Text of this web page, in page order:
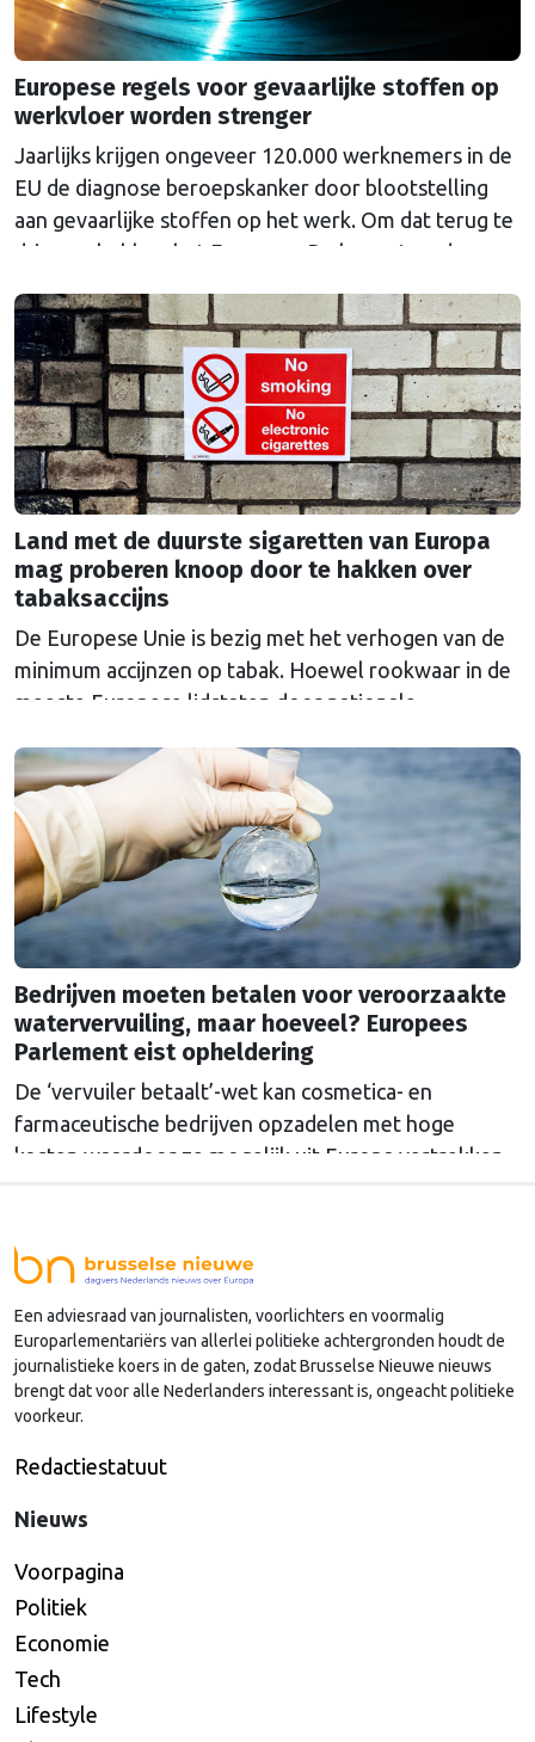
Europese regels voor gevaarlijke stoffen op
werkvloer worden strenger
Jaarlijks krijgen ongeveer 120.000 werknemers in de
EU de diagnose beroepskanker door blootstelling
aan gevaarlijke stoffen op het werk. Om dat terug te
dringen, hebben het Europees Parlement en de
chemicaliën die worden gebruikt in onder meer de
batterij-, staal-, chemische en textielindustrie. Voor
het eerst is er ook …Continued
Land met de duurste sigaretten van Europa
mag proberen knoop door te hakken over
tabaksaccijns
De Europese Unie is bezig met het verhogen van de
minimum accijnzen op tabak. Hoewel rookwaar in de
meeste Europese lidstaten door nationale
moet een ondergrens de prijzen in Europa
gelijktrekken en het doel van een rookvrije generatie
in 2040 dichterbij brengen.
Bedrijven moeten betalen voor veroorzaakte
watervervuiling, maar hoeveel? Europees
Parlement eist opheldering
De ‘vervuiler betaalt’-wet kan cosmetica- en
farmaceutische bedrijven opzadelen met hoge
kosten waardoor ze mogelijk uit Europa vertrekken.
Een adviesraad van journalisten, voorlichters en voormalig
Europarlementariërs van allerlei politieke achtergronden houdt de
journalistieke koers in de gaten, zodat Brusselse Nieuwe nieuws
brengt dat voor alle Nederlanders interessant is, ongeacht politieke
voorkeur.
Redactiestatuut
Nieuws
Voorpagina
Politiek
Economie
Tech
Lifestyle